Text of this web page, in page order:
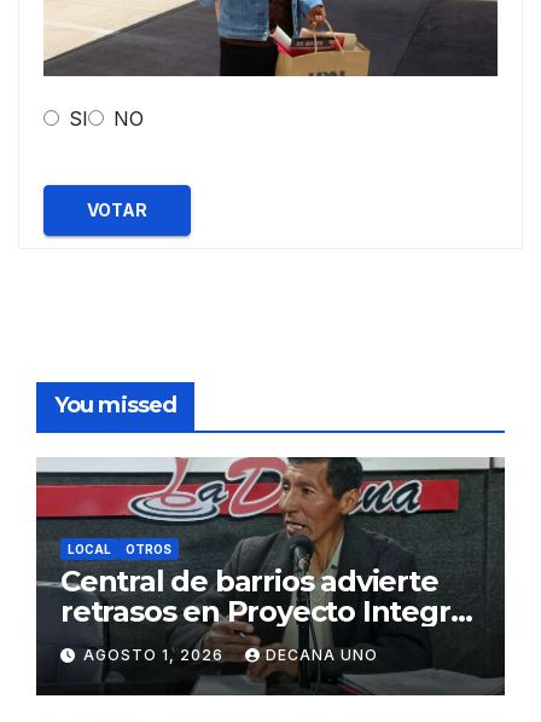
SI NO
VOTAR
You missed
LOCAL OTROS
Central de barrios advierte
retrasos en Proyecto Integral
de Agua y Alcantarillado para
Juliaca
AGOSTO 1, 2026 DECANA UNO